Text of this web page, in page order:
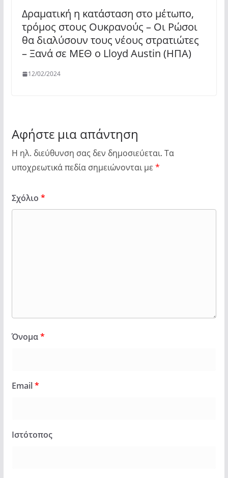
Δραματική η κατάσταση στο μέτωπο,
τρόμος στους Ουκρανούς – Οι Ρώσοι
θα διαλύσουν τους νέους στρατιώτες
– Ξανά σε ΜΕΘ ο Lloyd Austin (ΗΠΑ)
12/02/2024
Αφήστε μια απάντηση
Η ηλ. διεύθυνση σας δεν δημοσιεύεται. Τα
υποχρεωτικά πεδία σημειώνονται με *
Σχόλιο *
Όνομα*
Email*
Ιστότοπος